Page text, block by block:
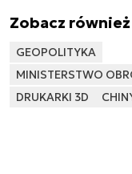
Zobacz również
GEOPOLITYKA
MINISTERSTWO
DRUKARKI 3D